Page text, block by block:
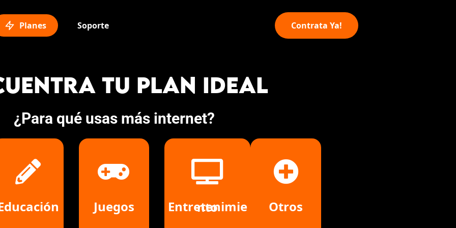
Planes Soporte Contrata Ya!
TU PLAN IDEAL
¿Para qué usas más internet?
Juegos Entretenimiento Otros